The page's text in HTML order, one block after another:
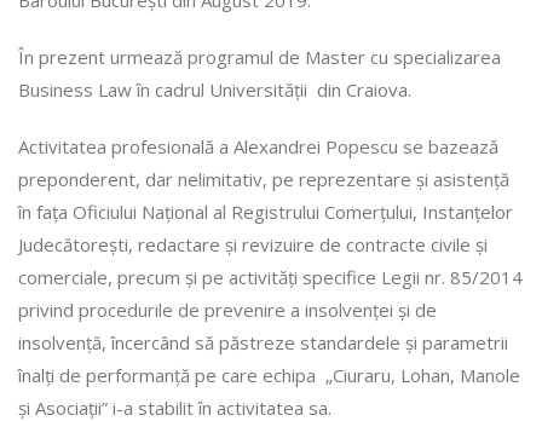
În prezent urmează programul de Master cu specializarea
Business Law în cadrul Universității din Craiova.
Activitatea profesională a Alexandrei Popescu se bazează
preponderent, dar nelimitativ, pe reprezentare și asistență
în fața Oficiului Național al Registrului Comerțului, Instanțelor
Judecătorești, redactare și revizuire de contracte civile și
comerciale, precum și pe activități specifice Legii nr. 85/2014
privind procedurile de prevenire a insolvenței și de
insolvență, încercând să păstreze standardele și parametrii
înalți de performanță pe care echipa „Ciuraru, Lohan, Manole
și Asociații” i-a stabilit în activitatea sa.